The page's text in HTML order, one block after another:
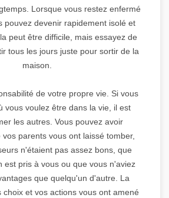
Lorsque vous restez enfermé
pouvez devenir rapidement isolé et
peut être difficile, mais essayez de
tous les jours juste pour sortir de la
maison.
de votre propre vie. Si vous
vous voulez être dans la vie, il est
les autres. Vous pouvez avoir
parents vous ont laissé tomber,
n'étaient pas assez bons, que
est pris à vous ou que vous n'aviez
que quelqu'un d'autre. La
choix et vos actions vous ont amené